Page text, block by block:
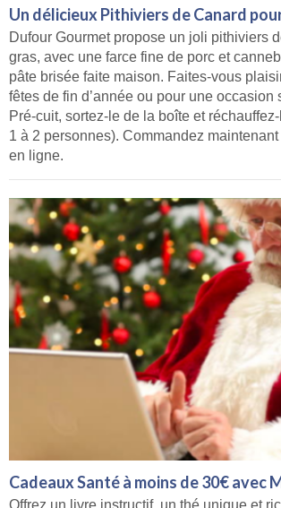
Un délicieux Pithiviers de Canard
Dufour Gourmet propose un joli pithiviers
gras, avec une farce fine de porc et
pâte brisée faite maison. Faites-vous
fêtes de fin d’année ou pour une occasion
Pré-cuit, sortez-le de la boîte et
1 à 2 personnes). Commandez
en ligne.
Cadeaux Santé à moins de 30€ avec
Offrez un livre instructif, un thé unique et